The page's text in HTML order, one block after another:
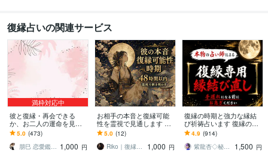
復縁占いの関連サービス
満枠対応中
彼と復縁・再会できる
か、お二人の運命を見ま
す 恋愛・片思い・復縁・
再婚 縁結び
5.0 (473)
朋巳 恋愛鑑定 人生相談 陰陽師 縁結び 1,000 円
お相手の本音と復縁可能
性を霊視で見通します 気
持ち、連絡の時間、今す
べき行動まで丁寧なら読
み解きます
5.0 (12)
Riko｜復縁専門・霊視透視の鑑定師
1,000 円
復縁の時期と強力な縁結
び祈祷占います 復縁の時
期を霊視し、早めるアド
バイス、強力な縁結び祈
祷。
4.9 (914)
紫龍杏◇秘伝の縁結び祈祷師
1,500 円